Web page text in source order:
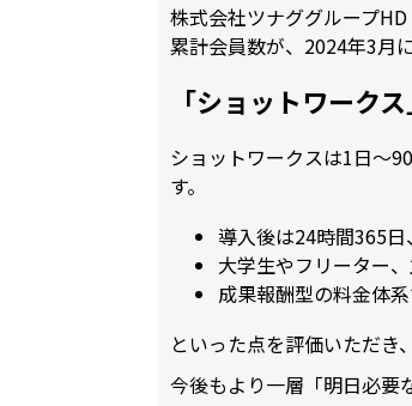
株式会社ツナググループ
累計会員数が、2024年3月
「ショットワーク
ショットワークスは1日～
す。
導入後は24時間365
大学生やフリーター
成果報酬型の料金体
といった点を評価いただき
今後もより一層「明日必要